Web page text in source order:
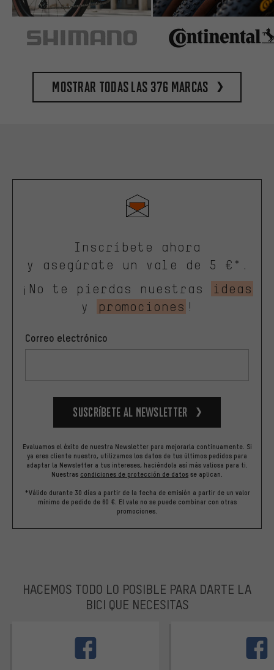
Mostrar todas las 376 marcas
Inscríbete ahora
y asegúrate un vale de 5 €*.
¡No te pierdas nuestras
ideas
y
promociones !
Correo electrónico
Suscríbete al newsletter
Evaluamos el éxito de nuestra Newsletter para mejorarla continuamente. Si
ya eres cliente nuestro, utilizamos los datos de tus últimos pedidos para
adaptar la Newsletter a tus intereses, haciéndola así más valiosa para ti.
Nuestras condiciones de protección de datos se aplican.
*Válido durante 30 días a partir de la fecha de emisión a partir de un valor
mínimo de pedido de 60 €. El vale no se puede combinar con otras
promociones.
HACEMOS TODO LO POSIBLE PARA DARTE LA
BICI QUE NECESITAS